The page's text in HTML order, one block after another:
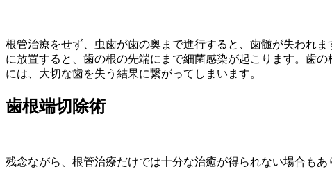
根管治療をせず、虫歯が歯の奥まで進行すると、歯髄が失われ
に放置すると、歯の根の先端にまで細菌感染が起こります。歯
には、大切な歯を失う結果に繋がってしまいます。
歯根端切除術
残念ながら、根管治療だけでは十分な治癒が得られない場合も